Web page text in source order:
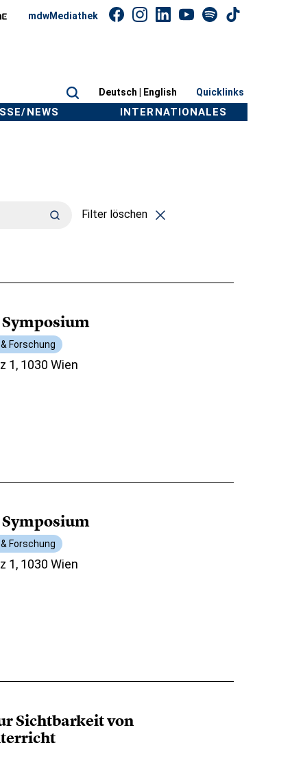
mdwMediathek
Deutsch | English Quicklinks
NEWS INTERNATIONALES
Filter löschen
Forschung
1, 1030 Wien
Forschung
1, 1030 Wien
Sichtbarkeit von